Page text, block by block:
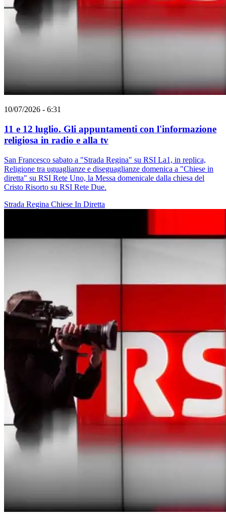
10/07/2026 - 6:31
11 e 12 luglio. Gli appuntamenti con l'informazione
religiosa in radio e alla tv
San Francesco sabato a "Strada Regina" su RSI La1, in replica,
Religione tra uguaglianze e diseguaglianze domenica a "Chiese in
diretta" su RSI Rete Uno, la Messa domenicale dalla chiesa del
Cristo Risorto su RSI Rete Due.
Strada Regina Chiese In Diretta